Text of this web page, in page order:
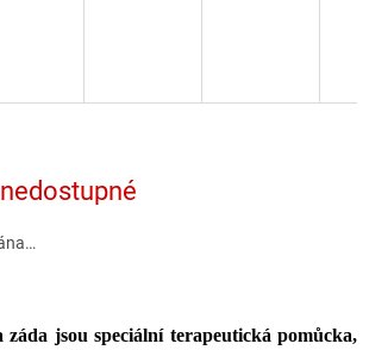
jsou speciální terapeutická pomůcka,